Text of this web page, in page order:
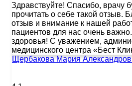
Здравствуйте! Спасибо, врачу
прочитать о себе такой отзыв.
отзыв и внимание к нашей
пациентов для нас очень
здоровья! С уважением,
медицинского центра «Бест
Щербакова Мария